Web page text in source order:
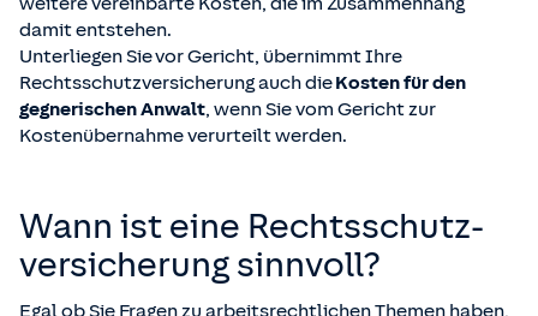
damit entstehen.
Unterliegen Sie vor Gericht, übernimmt Ihre
Rechtsschutzversicherung auch dieKosten für den
gegnerischen Anwalt, wenn Sie vom Gericht zur
Kostenübernahme verurteilt werden.
Wann ist eine Rechts­schutz­
versicherung sinnvoll?
Egal ob Sie Fragen zu arbeitsrechtlichen Themen haben,